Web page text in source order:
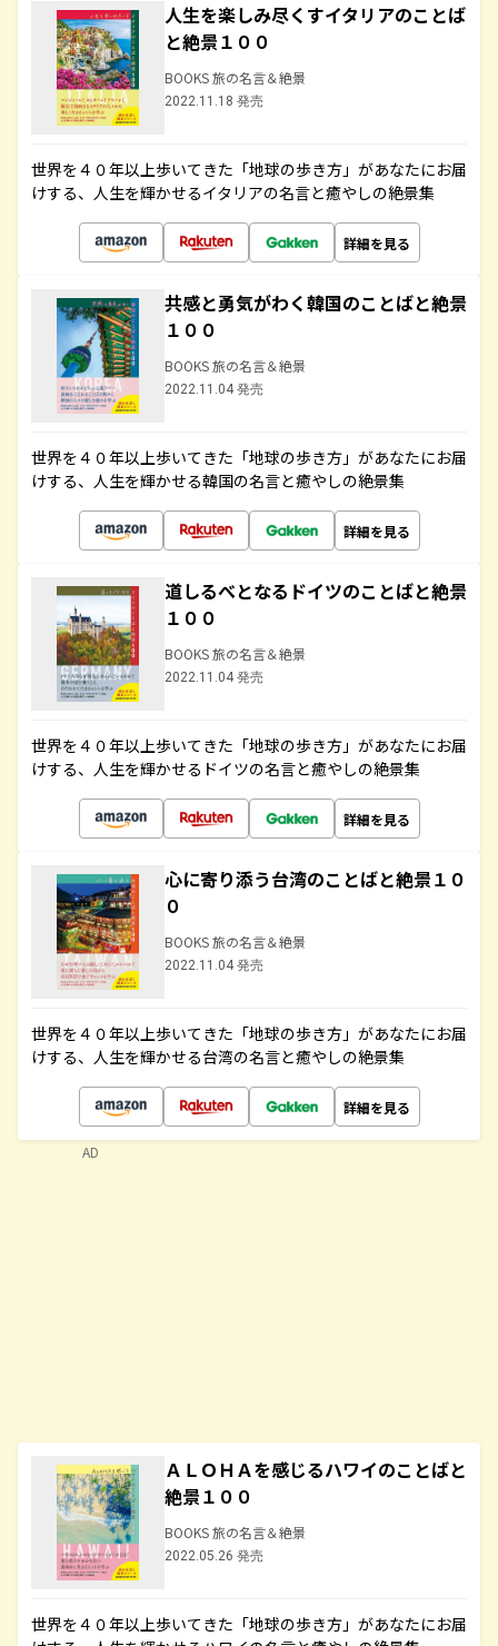
人生を楽しみ尽くすイタリアのことば
と絶景１００
BOOKS 旅の名言＆絶景
2022.11.18 発売
世界を４０年以上歩いてきた「地球の歩き方」があなたにお届
けする、人生を輝かせるイタリアの名言と癒やしの絶景集
詳細を見る
共感と勇気がわく韓国のことばと絶景
１００
BOOKS 旅の名言＆絶景
2022.11.04 発売
世界を４０年以上歩いてきた「地球の歩き方」があなたにお届
けする、人生を輝かせる韓国の名言と癒やしの絶景集
詳細を見る
道しるべとなるドイツのことばと絶景
１００
BOOKS 旅の名言＆絶景
2022.11.04 発売
世界を４０年以上歩いてきた「地球の歩き方」があなたにお届
けする、人生を輝かせるドイツの名言と癒やしの絶景集
詳細を見る
心に寄り添う台湾のことばと絶景１０
０
BOOKS 旅の名言＆絶景
2022.11.04 発売
世界を４０年以上歩いてきた「地球の歩き方」があなたにお届
けする、人生を輝かせる台湾の名言と癒やしの絶景集
詳細を見る
ＡＬＯＨＡを感じるハワイのことばと
絶景１００
BOOKS 旅の名言＆絶景
2022.05.26 発売
世界を４０年以上歩いてきた「地球の歩き方」があなたにお届
AD